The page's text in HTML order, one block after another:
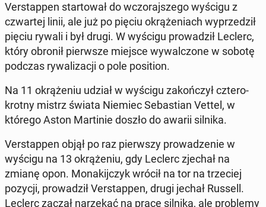
Ver­stap­pen star­to­wał do wczo­raj­sze­go wyścigu z
czwar­tej linii, ale już po pięciu okrą­że­niach wy­prze­dził
pięciu rywali i był drugi. W wyścigu pro­wa­dził Leclerc,
który obronił pierw­sze miejsce wy­wal­czo­ne w sobotę
podczas ry­wa­li­za­cji o pole po­si­tion.
Na 11 okrą­że­niu udział w wyścigu za­koń­czył czte­ro­
krot­ny mistrz świata Niemiec Se­ba­stian Vettel, w
którego Aston Mar­ti­nie doszło do awarii silnika.
Ver­stap­pen objął po raz pierw­szy pro­wa­dze­nie w
wyścigu na 13 okrą­że­niu, gdy Leclerc zjechał na
zmianę opon. Mo­na­kij­czyk wrócił na tor na trze­ciej
pozycji, pro­wa­dził Ver­stap­pen, drugi jechał Russell.
Leclerc zaczął na­rze­kać na pracę silnika, ale pro­ble­my